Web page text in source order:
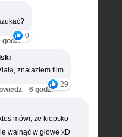
0
godz.
znalazłem film
29
6 godz.
mówi, że kiepsko
walnąć w głowe xD